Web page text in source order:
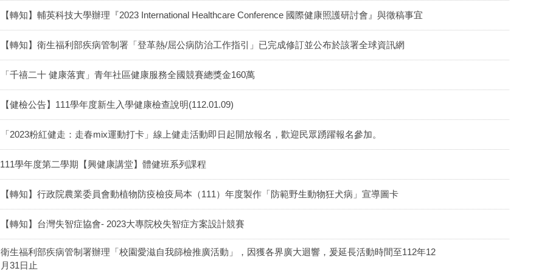
【轉知】輔英科技大學辦理『2023 International Healthcare Conference 國際健康照護研討會』與徵稿事宜
【轉知】衛生福利部疾病管制署「登革熱/屈公病防治工作指引」已完成修訂並公布於該署全球資訊網
「千禧二十 健康落實」青年社區健康服務全國競賽總獎金160萬
【健檢公告】111學年度新生入學健康檢查說明(112.01.09)
「2023粉紅健走：走春mix運動打卡」線上健走活動即日起開放報名，歡迎民眾踴躍報名參加。
111學年度第二學期【興健康講堂】體健班系列課程
【轉知】行政院農業委員會動植物防疫檢疫局本（111）年度製作「防範野生動物狂犬病」宣導圖卡
【轉知】台灣失智症協會- 2023大專院校失智症方案設計競賽
衛生福利部疾病管制署辦理「校園愛滋自我篩檢推廣活動」，因獲各界廣大迴響，爰延長活動時間至112年12
月31日止